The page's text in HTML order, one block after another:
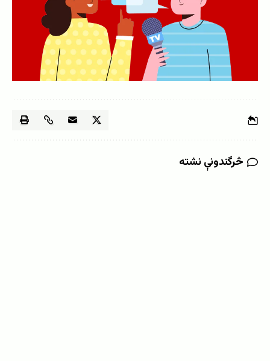
څرگندونې نشته